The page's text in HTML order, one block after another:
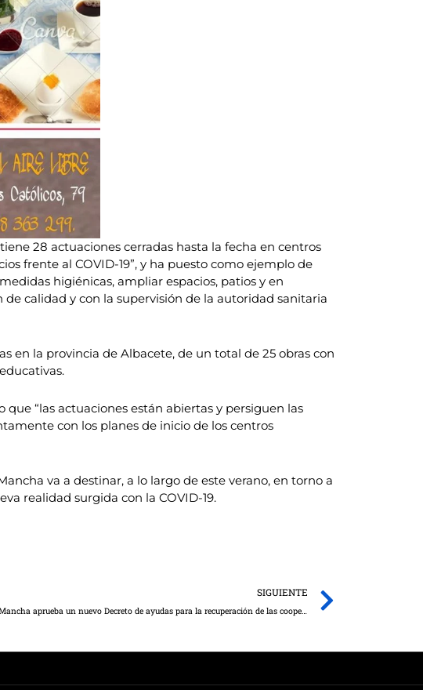
28 actuaciones cerradas hasta la fecha en centros
frente al COVID-19”, y ha puesto como ejemplo de
higiénicas, ampliar espacios, patios y en
calidad y con la supervisión de la autoridad sanitaria
en la provincia de Albacete, de un total de 25 obras con
“las actuaciones están abiertas y persiguen las
con los planes de inicio de los centros
va a destinar, a lo largo de este verano, en torno a
realidad surgida con la COVID-19.
SIGUIENTE
El Gobierno de Castilla-La Mancha aprueba un nuevo Decreto de ayudas para la recuperación de las cooperativas y las sociedades laborales